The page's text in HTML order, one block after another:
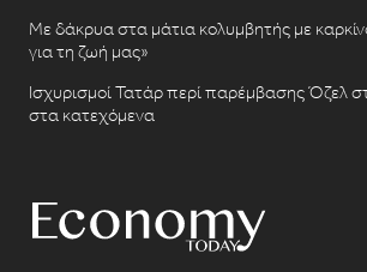
Με δάκρυα στα μάτια κολυμβητής με
για τη ζωή μας»
Ισχυρισμοί Τατάρ περί παρέμβασης Όζελ
στα κατεχόμενα